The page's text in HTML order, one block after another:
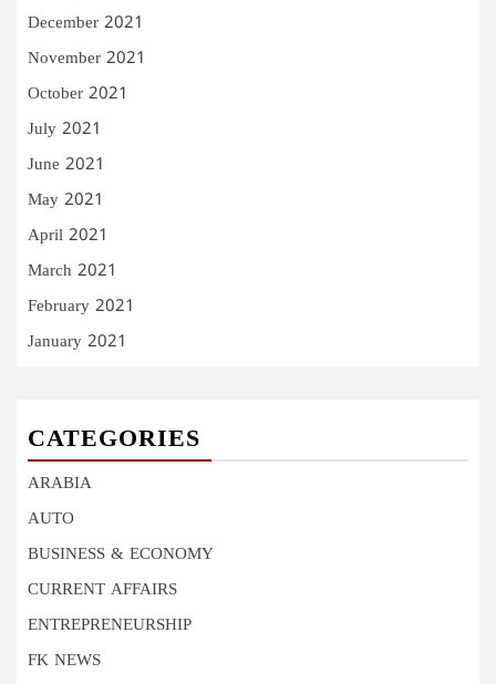
December 2021
November 2021
October 2021
July 2021
June 2021
May 2021
April 2021
March 2021
February 2021
January 2021
CATEGORIES
ARABIA
AUTO
BUSINESS & ECONOMY
CURRENT AFFAIRS
ENTREPRENEURSHIP
FK NEWS